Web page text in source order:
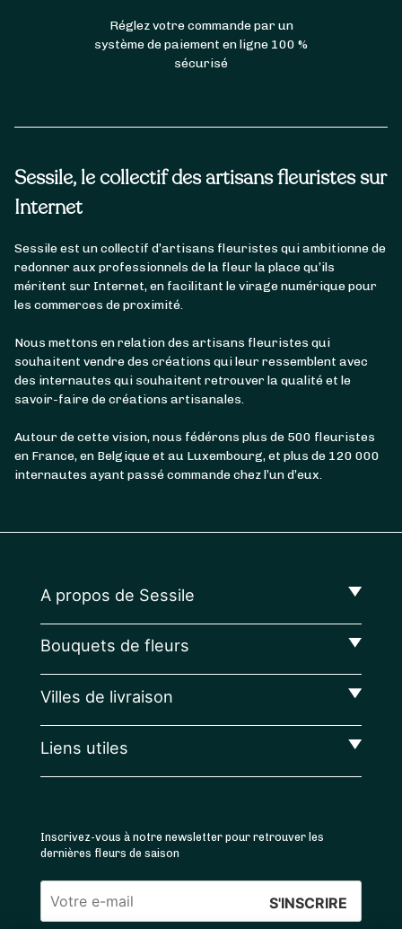
Sessile, le collectif des artisans fleuristes sur
Internet
Sessile est un collectif d’artisans fleuristes qui ambitionne de
redonner aux professionnels de la fleur la place qu’ils
méritent sur Internet, en facilitant le virage numérique pour
les commerces de proximité.
Nous mettons en relation des artisans fleuristes qui
souhaitent vendre des créations qui leur ressemblent avec
des internautes qui souhaitent retrouver la qualité et le
savoir-faire de créations artisanales.
Autour de cette vision, nous fédérons plus de 500 fleuristes
en France, en Belgique et au Luxembourg, et plus de 120 000
internautes ayant passé commande chez l’un d’eux.
Réglez votre commande par un
système de paiement en ligne 100 %
sécurisé
A propos de Sessile
Bouquets de fleurs
Villes de livraison
Liens utiles
Inscrivez-vous à notre newsletter pour retrouver les
dernières fleurs de saison